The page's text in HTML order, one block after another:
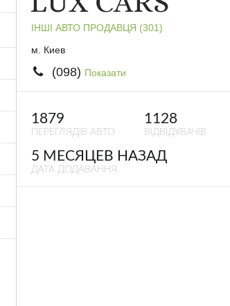
ІНШІ АВТО ПРОДАВЦЯ (301)
м. Киев
(098) Показати
1879
ПЕРЕГЛЯДІВ АВТО
1128
ВІДВІДУВАЧІВ
5 МЕСЯЦЕВ НАЗАД
ДАТА ДОДАВАННЯ